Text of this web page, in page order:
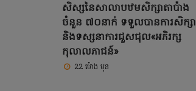
សិស្សនៃសាលាបឋមសិក្សាតាប៉ាង
ចំនួន ៧០នាក់ ទទួលបានការសិក្សា
និងទស្សនាការជួសជុល«អភិរក្ស
កុលាលភាជន៍»
22 ម៉ោង មុន